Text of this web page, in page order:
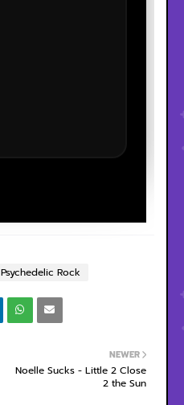
Psychedelic Rock
NEWER
Noelle Sucks - Little 2 Close
2 the Sun